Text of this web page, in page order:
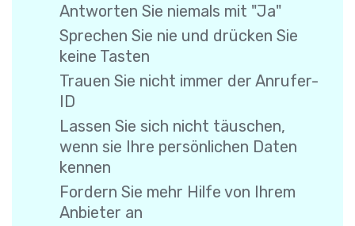
Antworten Sie niemals mit "Ja"
Sprechen Sie nie und drücken Sie
keine Tasten
Trauen Sie nicht immer der Anrufer-
ID
Lassen Sie sich nicht täuschen,
wenn sie Ihre persönlichen Daten
kennen
Fordern Sie mehr Hilfe von Ihrem
Anbieter an